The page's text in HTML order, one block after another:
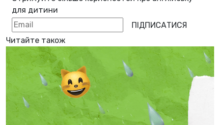
для дитини
ПІДПИСАТИСЯ
Читайте також